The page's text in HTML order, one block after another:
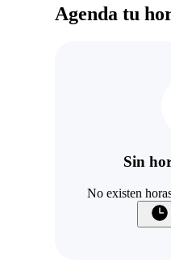
Agenda tu
Sin
No existen